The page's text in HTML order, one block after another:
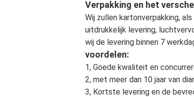
Verpakking en het
Wij zullen kartonverpakking,
uitdrukkelijk levering,
wij de levering binnen 7
voordelen:
1, Goede kwaliteit en
2, met meer dan 10 jaar van
3, Kortste levering en de